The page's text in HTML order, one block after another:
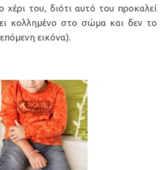
χέρι του, διότι αυτό του προκαλεί
κολλημένο στο σώμα και δεν το
εικόνα).